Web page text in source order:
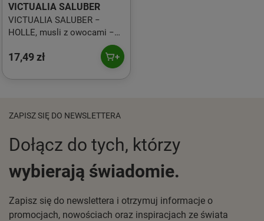
VICTUALIA SALUBER
VICTUALIA SALUBER −
HOLLE, musli z owocami −
17,49 zł
ZAPISZ SIĘ DO NEWSLETTERA
Dołącz do tych, którzy
wybierają świadomie.
Zapisz się do newslettera i otrzymuj informacje o
promocjach, nowościach oraz inspiracjach ze świata